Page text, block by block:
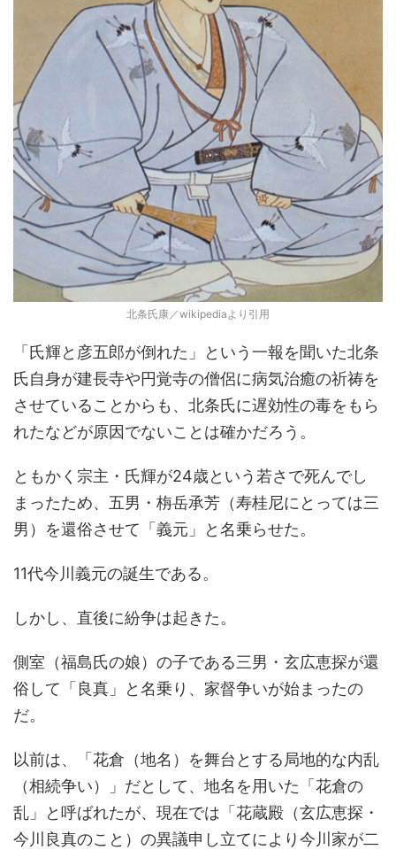
北条氏康／wikipediaより引用
「氏輝と彦五郎が倒れた」という一報を聞いた北条
氏自身が建長寺や円覚寺の僧侶に病気治癒の祈祷を
させていることからも、北条氏に遅効性の毒をもら
れたなどが原因でないことは確かだろう。
ともかく宗主・氏輝が24歳という若さで死んでし
まったため、五男・栴岳承芳（寿桂尼にとっては三
男）を還俗させて「義元」と名乗らせた。
11代今川義元の誕生である。
しかし、直後に紛争は起きた。
側室（福島氏の娘）の子である三男・玄広恵探が還
俗して「良真」と名乗り、家督争いが始まったの
だ。
以前は、「花倉（地名）を舞台とする局地的な内乱
（相続争い）」だとして、地名を用いた「花倉の
乱」と呼ばれたが、現在では「花蔵殿（玄広恵探・
今川良真のこと）の異議申し立てにより今川家が二